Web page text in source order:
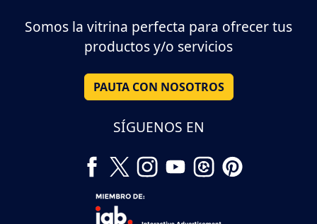
Somos la vitrina perfecta para ofrecer tus
productos y/o servicios
PAUTA CON NOSOTROS
SÍGUENOS EN